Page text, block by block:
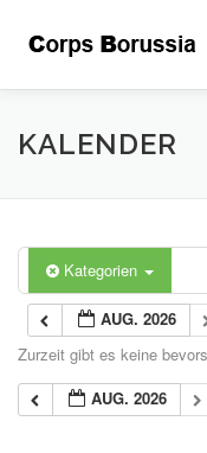
Inhalt
springen
ÜBER UNS DAS
STIFTUNG
KALENDER
Kategorien
AUG. 2026
Zurzeit gibt es keine
AUG. 2026